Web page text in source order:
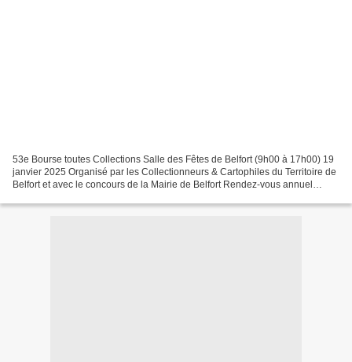
53e Bourse toutes Collections Salle des Fêtes de Belfort (9h00 à 17h00) 19
janvier 2025 Organisé par les Collectionneurs & Cartophiles du Territoire de
Belfort et avec le concours de la Mairie de Belfort Rendez-vous annuel